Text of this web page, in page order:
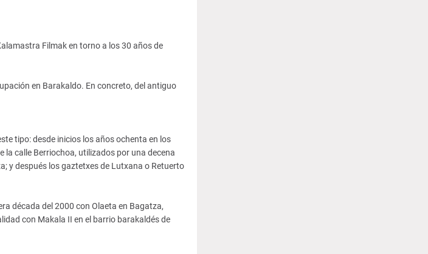
Filmak en torno a los 30 años de
en Barakaldo. En concreto, del antiguo
tipo: desde inicios los años ochenta en los
la calle Berriochoa, utilizados por una decena
y después los gaztetxes de Lutxana o Retuerto
década del 2000 con Olaeta en Bagatza,
con Makala II en el barrio barakaldés de